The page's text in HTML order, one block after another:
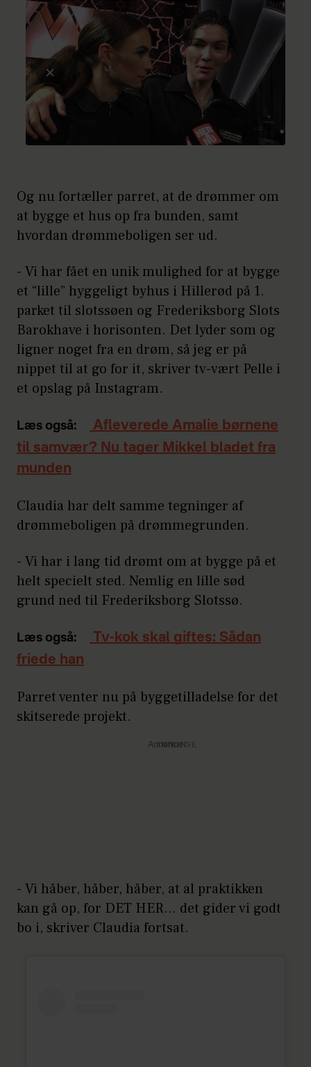
Og nu fortæller parret, at de drømmer om
at bygge et hus op fra bunden, samt
hvordan drømmeboligen ser ud.
- Vi har fået en unik mulighed for at bygge
et “lille” hyggeligt byhus i Hillerød på 1.
parket til slotssøen og Frederiksborg Slots
Barokhave i horisonten. Det lyder som og
ligner noget fra en drøm, så jeg er på
nippet til at go for it, skriver tv-vært Pelle i
et opslag på Instagram.
Læs også:
Afleverede Amalie børnene
til samvær? Nu tager Mikkel bladet fra
munden
Claudia har delt samme tegninger af
drømmeboligen på drømmegrunden.
- Vi har i lang tid drømt om at bygge på et
helt specielt sted. Nemlig en lille sød
grund ned til Frederiksborg Slotssø.
Læs også:
Tv-kok skal giftes: Sådan
friede han
Parret venter nu på byggetilladelse for det
skitserede projekt.
Annonce
- Vi håber, håber, håber, at al praktikken
kan gå op, for DET HER… det gider vi godt
bo i, skriver Claudia fortsat.